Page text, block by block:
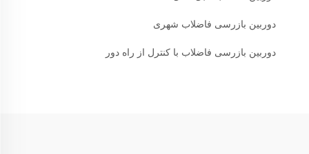
دوربین بازرسی فاضلاب شهری
دوربین بازرسی فاضلاب با کنترل از راه دور